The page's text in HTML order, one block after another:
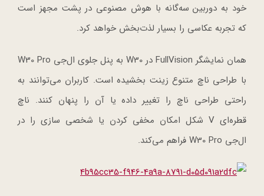
خود به دوربین سه‌گانه با هوش مصنوعی در پشت مجهز است
که تجربه عکاسی را بسیار لذت‌بخش خواهد کرد.
همان نمایشگر FullVision در W30 به پنل جلوی ال‌جی W30 Pro
با طراحی ناچ متنوع زینت بخشیده است. کاربران می‌توانند به
راحتی طراحی ناچ را تغییر داده یا آن را پنهان کنند. ناچ
قطره‌ای V شکل امکان مخفی کردن یا شخصی سازی را در
ال‌جی W30 Pro فراهم می‌کند.